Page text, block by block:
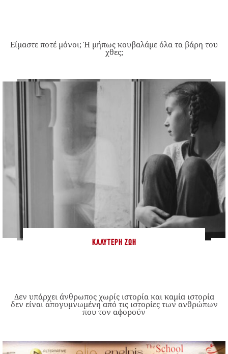
Είμαστε ποτέ μόνοι; Ή μήπως κουβαλάμε όλα τα βάρη του
χθες;
ΚΑΛΎΤΕΡΗ ΖΩΉ
Δεν υπάρχει άνθρωπος χωρίς ιστορία και καμία ιστορία
δεν είναι απογυμνωμένη από τις ιστορίες των ανθρώπων
που τον αφορούν